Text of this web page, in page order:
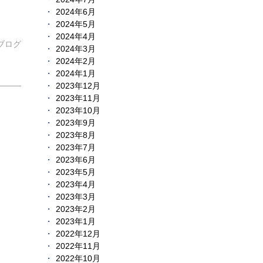
ログ
2024年6月
2024年5月
2024年4月
2024年3月
2024年2月
2024年1月
2023年12月
2023年11月
2023年10月
2023年9月
2023年8月
2023年7月
2023年6月
2023年5月
2023年4月
2023年3月
2023年2月
2023年1月
2022年12月
2022年11月
2022年10月